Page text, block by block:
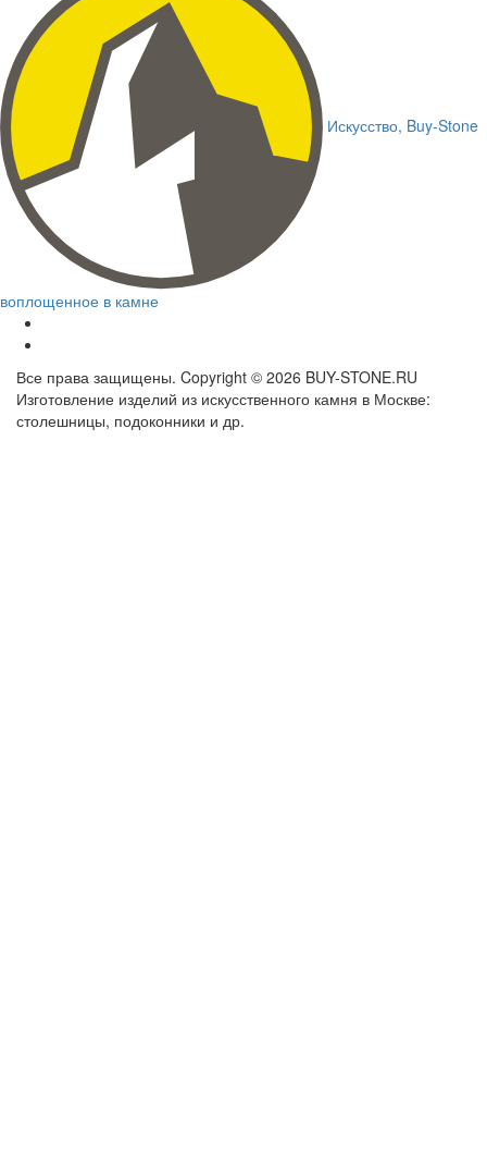
Искусство, Buy-Stone
воплощенное в камне
Все права защищены. Copyright © 2026 BUY-STONE.RU
Изготовление изделий из искусственного камня в Москве:
столешницы, подоконники и др.